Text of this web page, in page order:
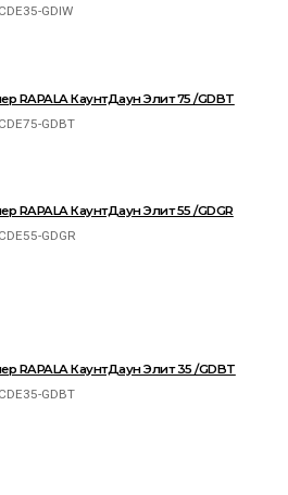
CDE35-GDIW
RAPALA КаунтДаун Элит 75 /GDBT
CDE75-GDBT
RAPALA КаунтДаун Элит 55 /GDGR
CDE55-GDGR
RAPALA КаунтДаун Элит 35 /GDBT
CDE35-GDBT